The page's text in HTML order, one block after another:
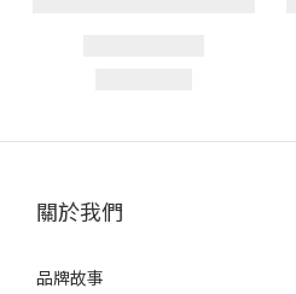
關於我們
品牌故事